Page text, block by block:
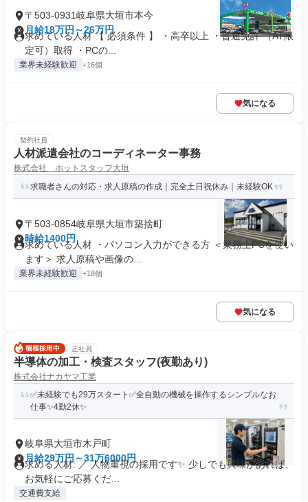
〒503-0931岐阜県大垣市本今
月給18万円～26万円
求めている人材 【 必須条件 】 ・高卒以上 ・普通免許 （AT限
定可）取得 ・PCの...
業界未経験歓迎 +16個
気になる
契約社員
人材派遣会社のコーディネーター事務
株式会社 ホットスタッフ大垣
求職者さんの対応・求人原稿の作成｜完全土日祝休み｜未経験OK
〒503-0854岐阜県大垣市築捨町
時給1400円
求めている人材 ・パソコン入力ができる方 ＜業務上PCを使い
ます＞ 求人原稿や画像の...
業界未経験歓迎 +18個
気になる
正社員
半導体の加工・検査スタッフ(夜勤あり)
株式会社ナカヤマ工業
✅️未経験でも29万スタート✅️全自動の機械を操作するシンプルなお
仕事✨️4勤2休✨️
岐阜県大垣市木戸町
月給29万円～31万6000円
求める人材: ／ 人物重視の採用です✨️ 少しでも興味があれば、
お気軽にご応募くだ...
交通費支給